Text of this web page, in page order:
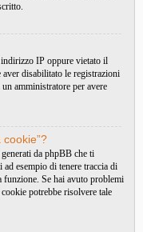
IP oppure vietato il
aver disabilitato le registrazioni
amministratore per avere
da phpBB che ti
ad esempio di tenere traccia di
funzione. Se hai avuto problemi
potrebbe risolvere tale